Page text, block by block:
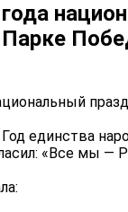
единства
«Все мы —